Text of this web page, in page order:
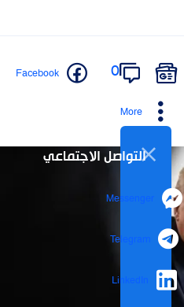
0
Facebook
More
التواصل الاجتماعي
Messenger
Telegram
LinkedIn